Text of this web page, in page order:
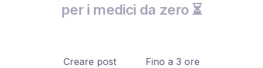
per i medici da zero ⏳
Creare post
Fino a 3 ore